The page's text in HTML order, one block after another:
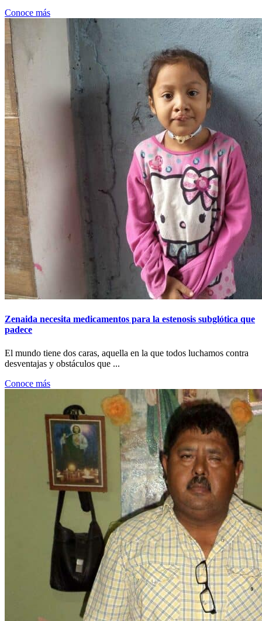
Conoce más
Zenaida necesita medicamentos para la estenosis subglótica que
padece
El mundo tiene dos caras, aquella en la que todos luchamos contra
desventajas y obstáculos que ...
Conoce más